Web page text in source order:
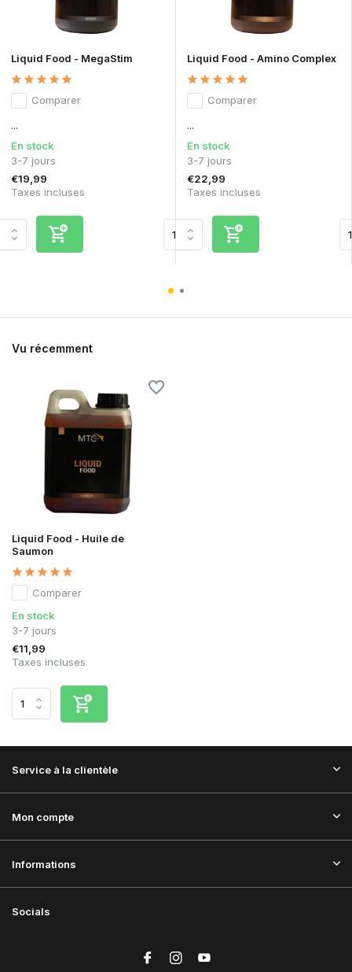
Liquid Food - MegaStim
Comparer
...
En stock
3-7 jours
€19,99
Taxes incluses
Liquid Food - Amino Complex
Comparer
...
En stock
3-7 jours
€22,99
Taxes incluses
Vu récemment
Liquid Food - Huile de
Saumon
Comparer
En stock
3-7 jours
€11,99
Taxes incluses
Service à la clientèle
Mon compte
Informations
Socials